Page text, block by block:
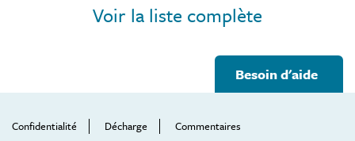
Voir la liste complète
Help
Menu
Besoin d'aide
Confidentialité Décharge Commentaires